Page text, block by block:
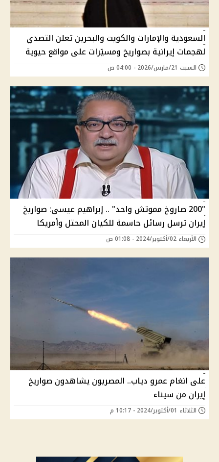
السعودية والإمارات والكويت والبحرين تعلن التصدي
لهجمات إيرانية بصواريخ ومسيّرات على مواقع حيوية
السبت 21/مارس/2026 - 04:00 ص
"200 صاروخ مموتش واحد" .. إبراهيم عيسى: صواريخ
إيران ترسل رسائل حاسمة للكيان المحتل وأمريكا
الأربعاء 02/أكتوبر/2024 - 01:08 ص
على انغام عمرو دياب.. المصريون يشاهدون صواريخ
إيران من سيناء
الثلاثاء 01/أكتوبر/2024 - 10:17 م